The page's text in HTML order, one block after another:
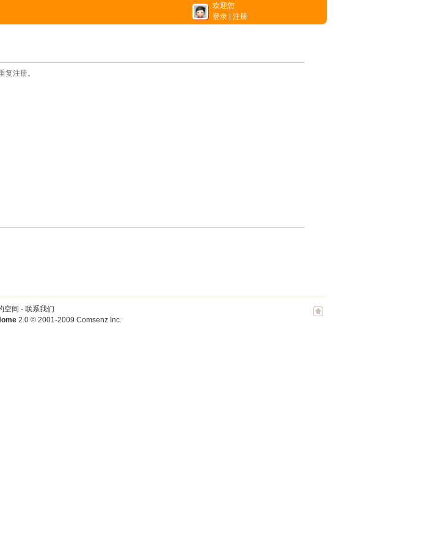
欢迎您
登录
注册
注册。
空间 - 联系我们
2.0© 2001-2009 Comsenz Inc.